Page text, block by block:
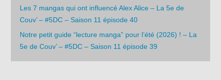
Les 7 mangas qui ont influencé Alex Alice – La 5e de
Couv’ – #5DC – Saison 11 épisode 40
Notre petit guide “lecture manga” pour l’été (2026) ! – La
5e de Couv’ – #5DC – Saison 11 épisode 39